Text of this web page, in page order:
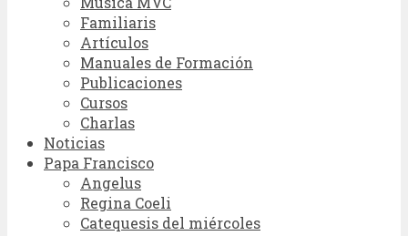
Familiaris
Artículos
Manuales de Formación
Publicaciones
Cursos
Charlas
Noticias
Papa Francisco
Angelus
Regina Coeli
Catequesis del miércoles